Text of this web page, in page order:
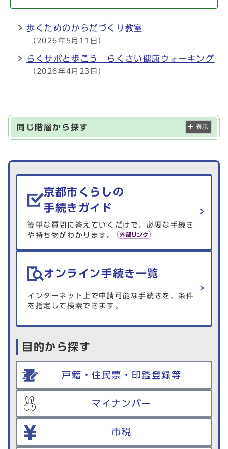
歩くためのからだづくり教室
（2026年5月11日）
らくサポと歩こう らくさい健康ウォーキング
（2026年4月23日）
同じ階層から探す 表示
生活情報を探す
京都市くらしの
手続きガイド
簡単な質問に答えていくだけで、必要な手続き
や持ち物がわかります。
オンライン手続き一覧
インターネット上で申請可能な手続きを、条件
を指定して検索できます。
目的から探す
戸籍・住民票・印鑑登録等
マイナンバー
市税